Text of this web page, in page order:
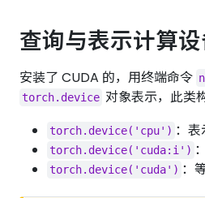
查询与表示计算
安装了 CUDA 的，用终端命令
torch.device 对象表示，此类
torch.device('cpu') ：表
torch.device('cuda:i')
torch.device('cuda') ：